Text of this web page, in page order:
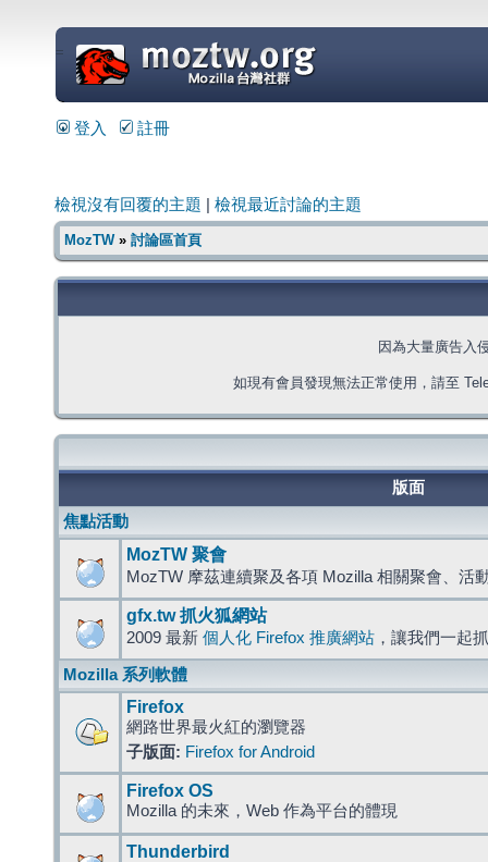
=
登入 註冊
檢視沒有回覆的主題 檢視最近討論的主題
MozTW» 討論區首頁
因為大量廣告入
如現有會員發現無法正常使用，請至
版面
焦點活動
MozTW 聚會
MozTW 摩茲連續聚及各項 Mozilla 相關聚會、活
gfx.tw 抓火狐網站
2009 最新 個人化 Firefox 推廣網站 ，讓我們一起
Mozilla 系列軟體
Firefox
網路世界最火紅的瀏覽器
子版面: Firefox for Android
Firefox OS
Mozilla 的未來，Web 作為平台的體現
Thunderbird